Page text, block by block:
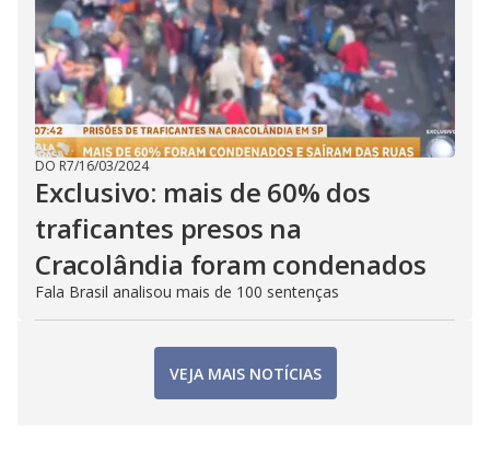
DO R7/16/03/2024
Exclusivo: mais de 60% dos
traficantes presos na
Cracolândia foram condenados
Fala Brasil analisou mais de 100 sentenças
VEJA MAIS NOTÍCIAS